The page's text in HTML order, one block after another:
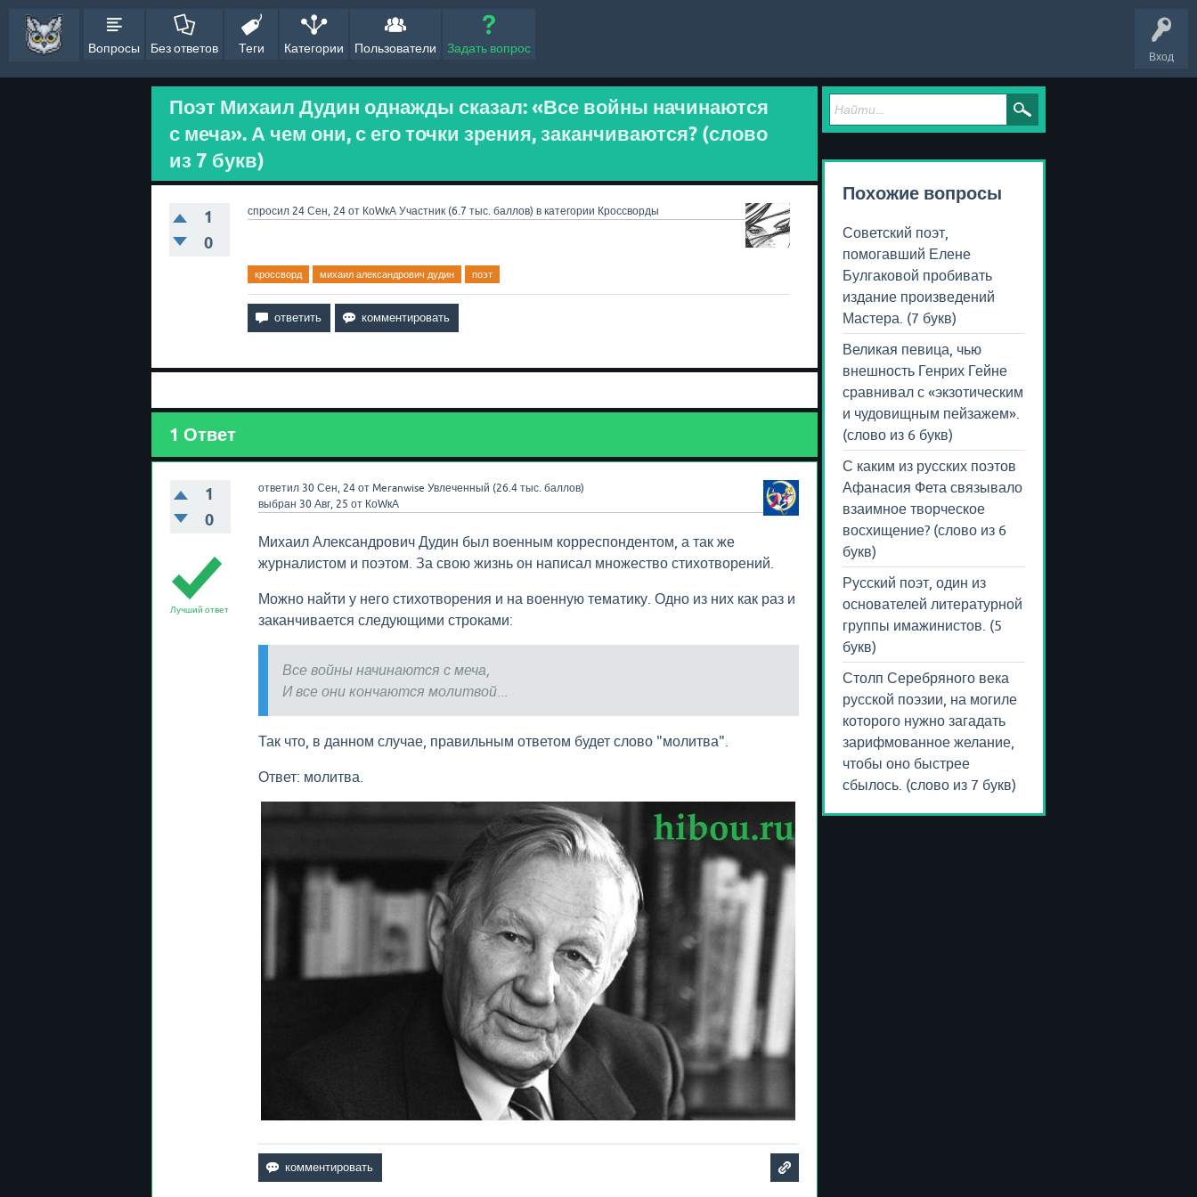
Вход
Вопросы Без ответов Теги Категории Пользователи Задать вопрос
Поэт Михаил Дудин однажды сказал: «Все войны начинаются
с меча». А чем они, с его точки зрения, заканчиваются? (слово
из 7 букв)
1
0
спросил 24 Сен, 24 от КоWкА Участник (6.7 тыс. баллов) в категории Кроссворды
кроссворд михаил александрович дудин поэт
1 Ответ
1
0
ответил 30 Сен, 24 от Meranwise Увлеченный (26.4 тыс.баллов)
выбран 30 Авг, 25 от КоWкА
Лучший ответ
Михаил Александрович Дудин был военным корреспондентом, а так же
журналистом и поэтом. За свою жизнь он написал множество стихотворений.
Можно найти у него стихотворения и на военную тематику. Одно из них как раз и
заканчивается следующими строками:
Все войны начинаются с меча,
И все они кончаются молитвой...
Так что, в данном случае, правильным ответом будет слово "молитва".
Ответ: молитва.
Похожие вопросы
Советский поэт,
помогавший Елене
Булгаковой пробивать
издание произведений
Мастера. (7 букв)
Великая певица, чью
внешность Генрих Гейне
сравнивал с «экзотическим
и чудовищным пейзажем».
(слово из 6 букв)
С каким из русских поэтов
Афанасия Фета связывало
взаимное творческое
восхищение? (слово из 6
букв)
Русский поэт, один из
основателей литературной
группы имажинистов. (5
букв)
Столп Серебряного века
русской поэзии, на могиле
которого нужно загадать
зарифмованное желание,
чтобы оно быстрее
сбылось. (слово из 7 букв)